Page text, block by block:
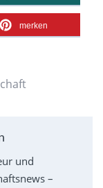
merken
und
–